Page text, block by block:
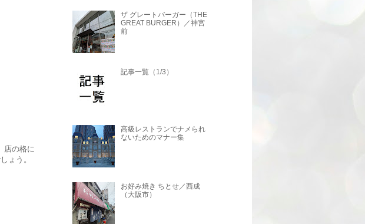
店の格に
ょう。
ザ グレートバーガー（THE
GREAT BURGER）／神宮
前
記事一覧（1/3）
高級レストランでナメられ
ないためのマナー集
お好み焼き ちとせ／西成
（大阪市）